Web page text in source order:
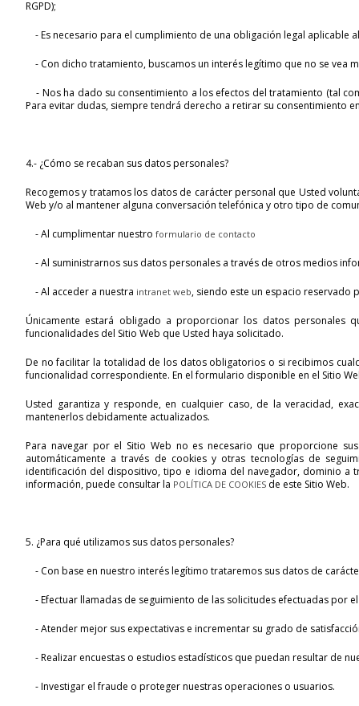
RGPD);
- Es necesario para el cumplimiento de una obligación legal aplicable
- Con dicho tratamiento, buscamos un interés legítimo que no se vea
- Nos ha dado su consentimiento a los efectos del tratamiento (tal
Para evitar dudas, siempre tendrá derecho a retirar su consentimiento
4.- ¿Cómo se recaban sus datos personales?
Recogemos y tratamos los datos de carácter personal que Usted
Web y/o al mantener alguna conversación telefónica y otro tipo de
- Al cumplimentar nuestro formulario de contacto
- Al suministrarnos sus datos personales a través de otros medios
- Al acceder a nuestra intranet web, siendo este un espacio reservado
Únicamente estará obligado a proporcionar los datos personales
funcionalidades del Sitio Web que Usted haya solicitado.
De no facilitar la totalidad de los datos obligatorios o si recibimos
funcionalidad correspondiente. En el formulario disponible en el Sitio
Usted garantiza y responde, en cualquier caso, de la veracidad,
mantenerlos debidamente actualizados.
Para navegar por el Sitio Web no es necesario que proporcione
automáticamente a través de cookies y otras tecnologías de
identificación del dispositivo, tipo e idioma del navegador, dominio a
información, puede consultar la POLÍTICA DE COOKIES de este Sitio Web.
5. ¿Para qué utilizamos sus datos personales?
- Con base en nuestro interés legítimo trataremos sus datos de
- Efectuar llamadas de seguimiento de las solicitudes efectuadas por
- Atender mejor sus expectativas e incrementar su grado de
- Realizar encuestas o estudios estadísticos que puedan resultar de
- Investigar el fraude o proteger nuestras operaciones o usuarios.